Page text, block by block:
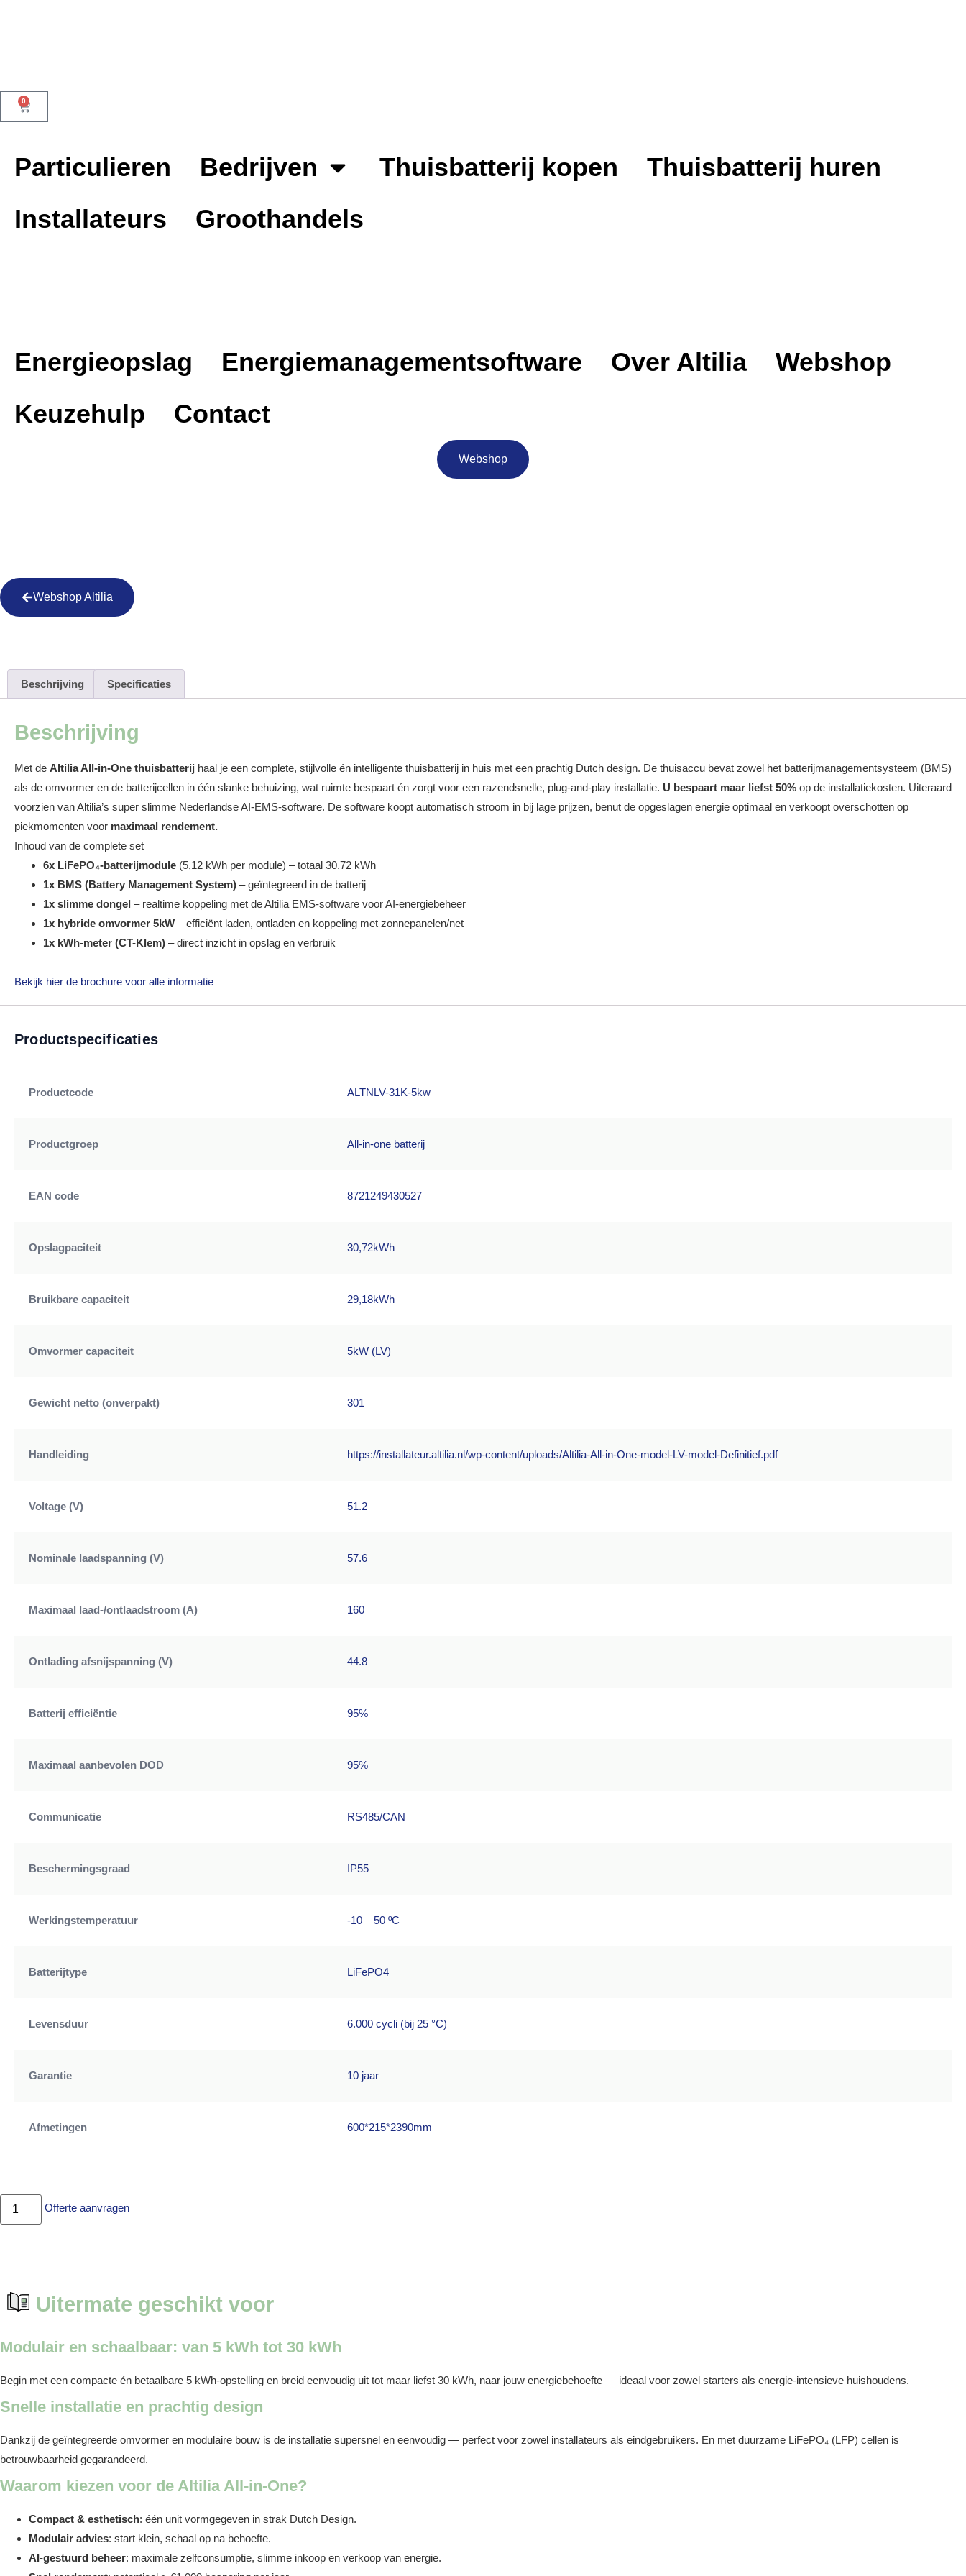
0
Particulieren Bedrijven Thuisbatterij kopen
Thuisbatterij huren
Installateurs
Groothandels
Energieopslag Energiemanagementsoftware Over Altilia
Webshop
Keuzehulp
Contact
Webshop
Webshop Altilia
Beschrijving Specificaties
Beschrijving
Met de Altilia All-in-One thuisbatterij haal je een complete, stijlvolle én intelligente thuisbatterij in huis met een prachtig Dutch design. De thuisaccu bevat zowel het batterijmanagementsysteem (BMS)
als de omvormer en de batterijcellen in één slanke behuizing, wat ruimte bespaart én zorgt voor een razendsnelle, plug-and-play installatie. U bespaart maar liefst 50% op de installatiekosten. Uiteraard
voorzien van Altilia’s super slimme Nederlandse AI-EMS-software. De software koopt automatisch stroom in bij lage prijzen, benut de opgeslagen energie optimaal en verkoopt overschotten op
piekmomenten voor maximaal rendement.
Inhoud van de complete set
6x LiFePO₄-batterijmodule (5,12 kWh per module) – totaal 30.72 kWh
1x BMS (Battery Management System) – geïntegreerd in de batterij
1x slimme dongel – realtime koppeling met de Altilia EMS-software voor AI-energiebeheer
1x hybride omvormer 5kW – efficiënt laden, ontladen en koppeling met zonnepanelen/net
1x kWh-meter (CT-Klem) – direct inzicht in opslag en verbruik
Bekijk hier de brochure voor alle informatie
Productspecificaties
Productcode ALTNLV-31K-5kw
Productgroep All-in-one batterij
EAN code 8721249430527
Opslagpaciteit 30,72kWh
Bruikbare capaciteit 29,18kWh
Omvormer capaciteit 5kW (LV)
Gewicht netto (onverpakt) 301
Handleiding https://installateur.altilia.nl/wp-content/uploads/Altilia-All-in-One-model-LV-model-Definitief.pdf
Voltage (V) 51.2
Nominale laadspanning (V) 57.6
Maximaal laad-/ontlaadstroom (A) 160
Ontlading afsnijspanning (V) 44.8
Batterij efficiëntie 95%
Maximaal aanbevolen DOD 95%
Communicatie RS485/CAN
Beschermingsgraad IP55
Werkingstemperatuur -10 – 50 ºC
Batterijtype LiFePO4
Levensduur 6.000 cycli (bij 25 °C)
Garantie 10 jaar
Afmetingen 600*215*2390mm
Offerte aanvragen
Uitermate geschikt voor
Modulair en schaalbaar: van 5 kWh tot 30 kWh
Begin met een compacte én betaalbare 5 kWh-opstelling en breid eenvoudig uit tot maar liefst 30 kWh, naar jouw energiebehoefte — ideaal voor zowel starters als energie-intensieve huishoudens.
Snelle installatie en prachtig design
Dankzij de geïntegreerde omvormer en modulaire bouw is de installatie supersnel en eenvoudig — perfect voor zowel installateurs als eindgebruikers. En met duurzame LiFePO₄ (LFP) cellen is
betrouwbaarheid gegarandeerd.
Waarom kiezen voor de Altilia All-in-One?
Compact & esthetisch: één unit vormgegeven in strak Dutch Design.
Modulair advies: start klein, schaal op na behoefte.
AI-gestuurd beheer: maximale zelfconsumptie, slimme inkoop en verkoop van energie.